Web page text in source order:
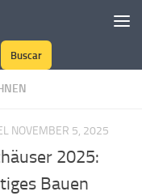
Buscar
NOVEMBER 5, 2025
2025:
Bauen